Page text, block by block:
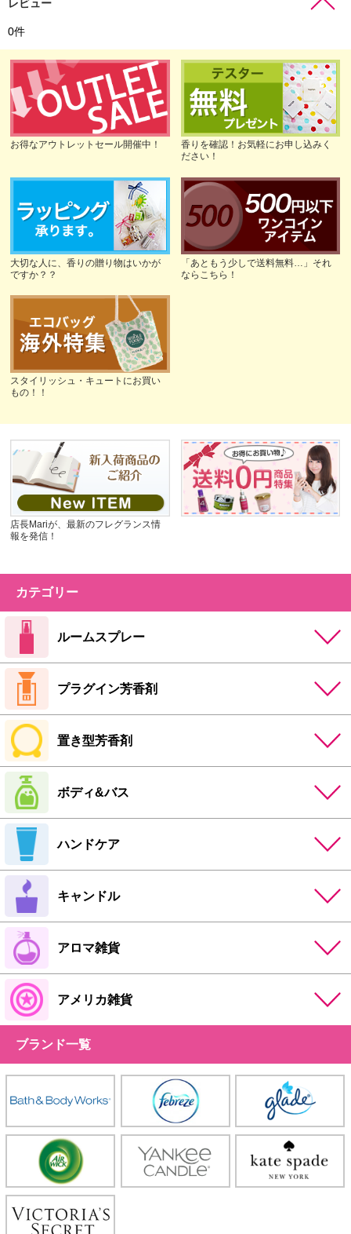
レビュー
0件
お得なアウトレットセール開催中！
香りを確認！お気軽にお申し込みく
ださい！
大切な人に、香りの贈り物はいかが
ですか？？
「あともう少しで送料無料…」それ
ならこちら！
スタイリッシュ・キュートにお買い
もの！！
店長Mariが、最新のフレグランス情
報を発信！
カテゴリー
ルームスプレー
プラグイン芳香剤
置き型芳香剤
ボディ&バス
ハンドケア
キャンドル
アロマ雑貨
アメリカ雑貨
ブランド一覧